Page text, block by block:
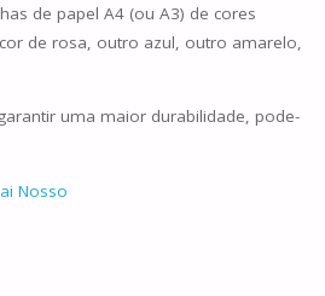
de papel A4 (ou A3) de cores
de rosa, outro azul, outro amarelo,
uma maior durabilidade, pode-
Nosso